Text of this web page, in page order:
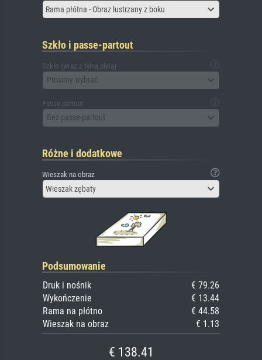
Rama płótna - Obraz lustrzany z boku
Szkło i passe-partout
Szkło (wraz z tylną płytą)
Prosimy wybrać
Passe-partout
Bez passe-partout
Różne i dodatkowe
Wieszak na obraz
Wieszak zębaty
Podsumowanie
Druk i nośnik
€ 79.26
Wykończenie
€ 13.44
Rama na płótno
€ 44.58
Wieszak na obraz
€ 1.13
€ 138.41